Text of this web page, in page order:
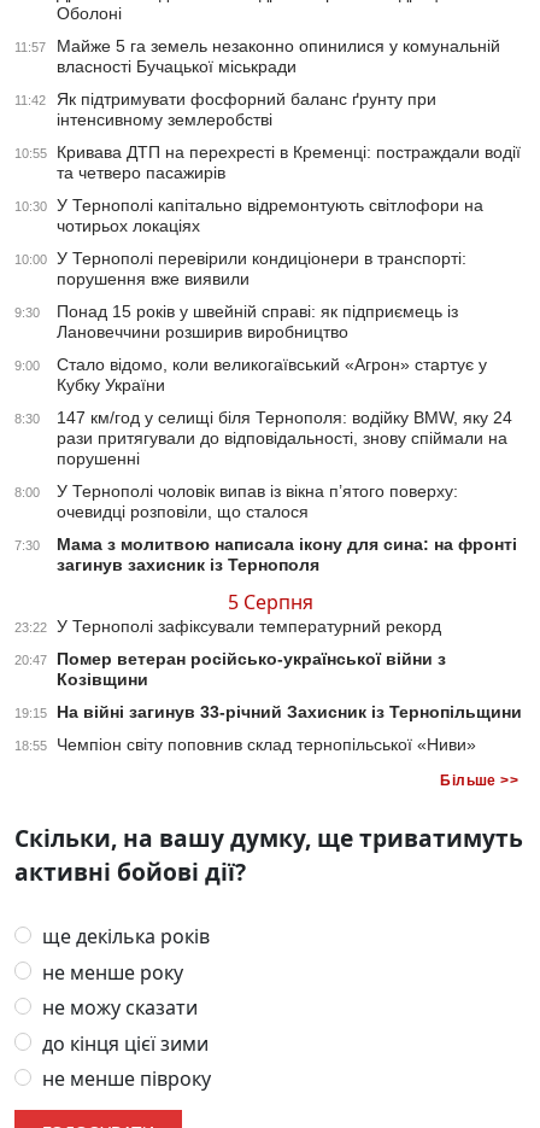
Оболоні
11:57
Майже 5 га земель незаконно опинилися у комунальній
власності Бучацької міськради
11:42
Як підтримувати фосфорний баланс ґрунту при
інтенсивному землеробстві
10:55
Кривава ДТП на перехресті в Кременці: постраждали водії
та четверо пасажирів
10:30
У Тернополі капітально відремонтують світлофори на
чотирьох локаціях
10:00
У Тернополі перевірили кондиціонери в транспорті:
порушення вже виявили
9:30
Понад 15 років у швейній справі: як підприємець із
Лановеччини розширив виробництво
9:00
Стало відомо, коли великогаївський «Агрон» стартує у
Кубку України
8:30
147 км/год у селищі біля Тернополя: водійку BMW, яку 24
рази притягували до відповідальності, знову спіймали на
порушенні
8:00
У Тернополі чоловік випав із вікна п’ятого поверху:
очевидці розповіли, що сталося
7:30
Мама з молитвою написала ікону для сина: на фронті
загинув захисник із Тернополя
5 Серпня
23:22 У Тернополі зафіксували температурний рекорд
20:47
Помер ветеран російсько-української війни з
Козівщини
19:15 На війні загинув 33-річний Захисник із Тернопільщини
18:55 Чемпіон світу поповнив склад тернопільської «Ниви»
Більше >>
Скільки, на вашу думку, ще триватимуть
активні бойові дії?
ще декілька років
не менше року
не можу сказати
до кінця цієї зими
не менше півроку